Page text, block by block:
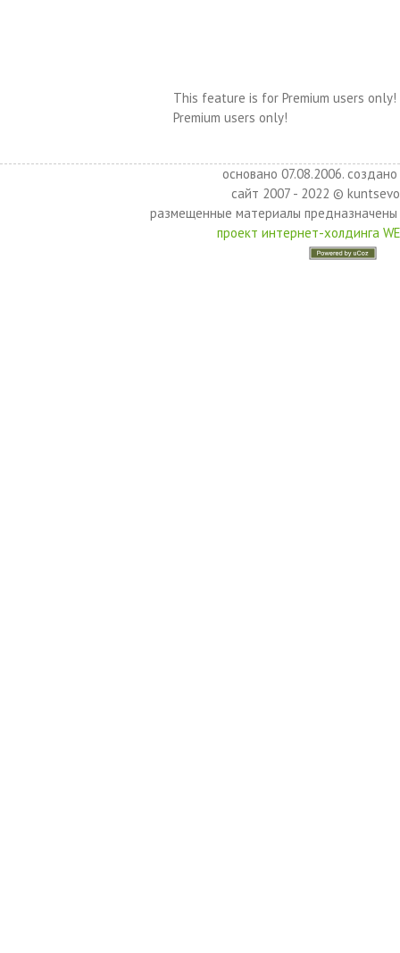
This feature is for Premium users only!
Premium users only!
основано 07.08.2006.
сайт 2007 - 2022 ©
размещенные материалы
проект интернет-холдинга